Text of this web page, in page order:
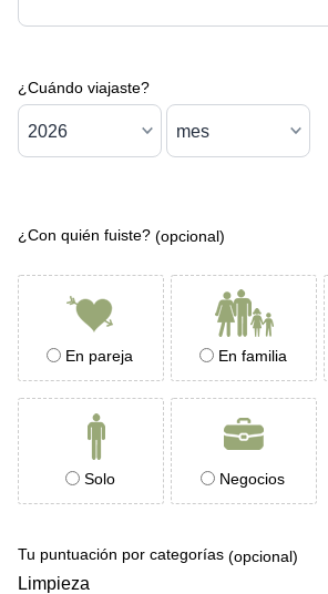
¿Cuándo viajaste?
¿Con quién fuiste? (opcional)
En pareja En familia
Solo Negocios
Tu puntuación por categorías (opcional)
Limpieza